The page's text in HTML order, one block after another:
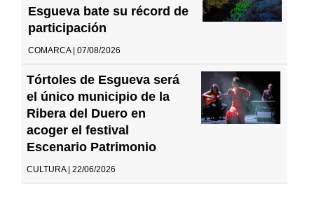
Esgueva bate su récord de
participación
COMARCA | 07/08/2026
Tórtoles de Esgueva será
el único municipio de la
Ribera del Duero en
acoger el festival
Escenario Patrimonio
CULTURA | 22/06/2026